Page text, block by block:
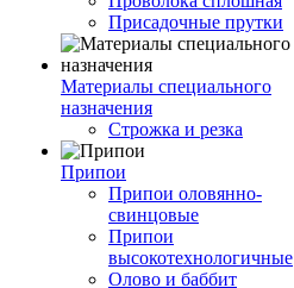
Присадочные прутки
Материалы специального
назначения
Строжка и резка
Припои
Припои оловянно-
свинцовые
Припои
высокотехнологичные
Олово и баббит